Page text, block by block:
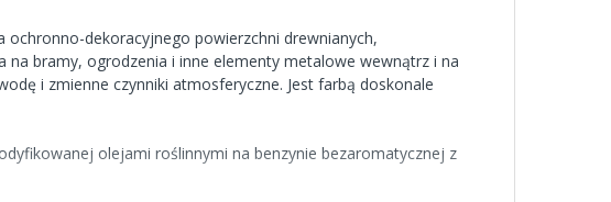
ochronno-dekoracyjnego powierzchni drewnianych,
bramy, ogrodzenia i inne elementy metalowe wewnątrz i na
i zmienne czynniki atmosferyczne. Jest farbą doskonale
olejami roślinnymi na benzynie bezaromatycznej z